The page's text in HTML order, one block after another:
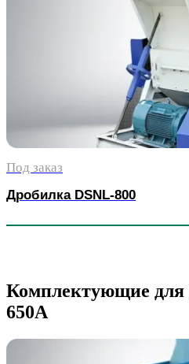
Под заказ
Дробилка DSNL-800
Комплектующие для
650A